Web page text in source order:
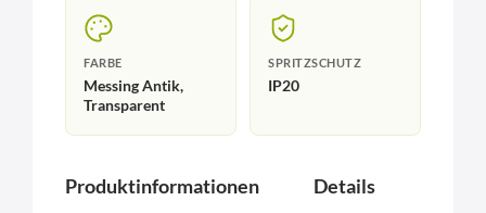
FARBE
Messing Antik,
Transparent
SPRITZSCHUTZ
IP20
Produktinformationen Details